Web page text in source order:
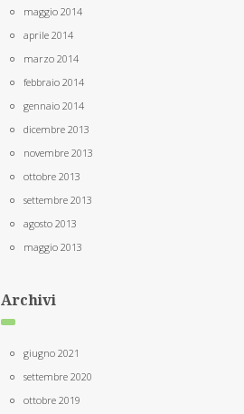
maggio 2014
aprile 2014
marzo 2014
febbraio 2014
gennaio 2014
dicembre 2013
novembre 2013
ottobre 2013
settembre 2013
agosto 2013
maggio 2013
Archivi
giugno 2021
settembre 2020
ottobre 2019